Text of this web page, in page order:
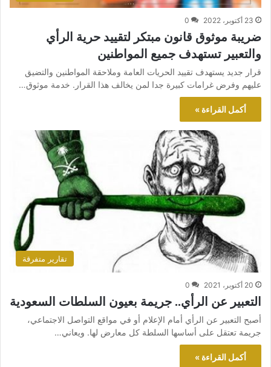
23 أكتوبر، 2022 0
ضريبة موثوق قانون مبتكر لتقييد حرية الرأي
والتعبير تستهدف جميع المواطنين
قرار جديد يستهدف تقييد الحريات العامة وملاحقة المواطنين والتضيق
عليهم وفرض غرامات كبيرة جدا لمن يخالف هذا القرار. خدمة موثوق…
أكمل القراءة »
تقارير متفرقة
20 أكتوبر، 2021 0
التعبير عن الرأي.. جريمة بعيون السلطات السعودية
أصبح التعبير عن الرأي أمام الإعلام أو في مواقع التواصل الاجتماعي،
جريمة تعتقل على أساسها السلطة كل معارض لها. ويعاني…
أكمل القراءة »